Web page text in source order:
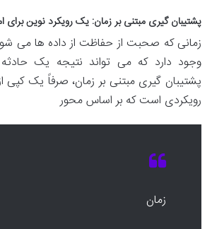
پشتیبان گیری مبتنی بر زمان: یک رویکرد نوین برای
زمانی که صحبت از حفاظت از داده ها می
وجود دارد که می تواند نتیجه یک حادثه
پشتیبان گیری مبتنی بر زمان، صرفاً یک کپی
رویکردی است که بر اساس محور
زمان